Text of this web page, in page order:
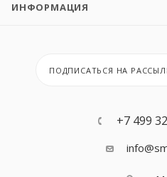
ИНФОРМАЦИЯ
ПОДПИСАТЬСЯ НА
+7 499